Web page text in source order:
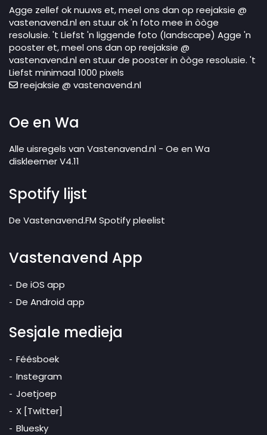
Agge zellef ok nuuws et, meel ons dan op reejaksie @
vastenavend.nl en stuur ok 'n foto mee in òòge
resolusie. 't Liefst 'n liggende foto (landscape) Agge 'n
pooster et, meel ons dan op reejaksie @
vastenavend.nl en stuur de pooster in òòge resolusie. 't
Liefst minimaal 1000 pixels
reejaksie @ vastenavend.nl
Oe en Wa
Alle uisregels van Vastenavend.nl - Oe en Wa
diskleemer V4.11
Spotify lijst
De Vastenavend.FM Spotify pleelist
Vastenavend App
De iOS app
De Android app
Sesjale medieja
Féésboek
Instegram
Joetjoep
X [Twitter]
Bluesky